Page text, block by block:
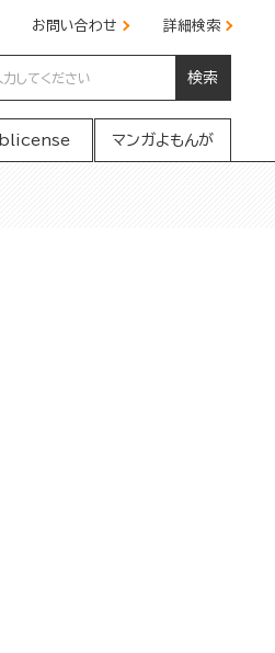
お問い合わせ 詳細検索
検索
マンガよもんが